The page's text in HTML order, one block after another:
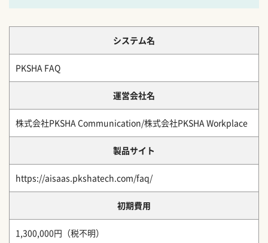
システム名
PKSHA FAQ
運営会社名
株式会社PKSHA Communication/株式会社PKSHA Workplace
製品サイト
https://aisaas.pkshatech.com/faq/
初期費用
1,300,000円（税不明）